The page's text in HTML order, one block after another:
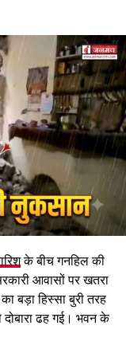
फैसले
में 30 हेक्टेयर जमीन
122 पदों के सृजन को
के बीच गनहिल की
आवासों पर खतरा
बड़ा हिस्सा बुरी तरह
दोबारा ढह गई। भवन के